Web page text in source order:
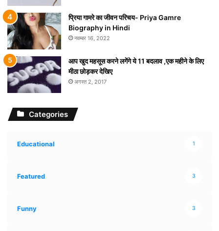
प्रिया गामरे का जीवन परिचय- Priya Gamre
Biography in Hindi
नवम्बर 16, 2022
आप खुद महसूस करने लगेंगे ये 11 बदलाव ,एक महीने के लिए
मीठा छोड़कर देखिए
अगस्त 2, 2017
Categories
Educational 1
Featured 3
Funny 3